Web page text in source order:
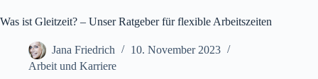
Was ist Gleitzeit? – Unser Ratgeber für flexible Arbeitszeiten
Jana Friedrich
10. November 2023
Arbeit und Karriere